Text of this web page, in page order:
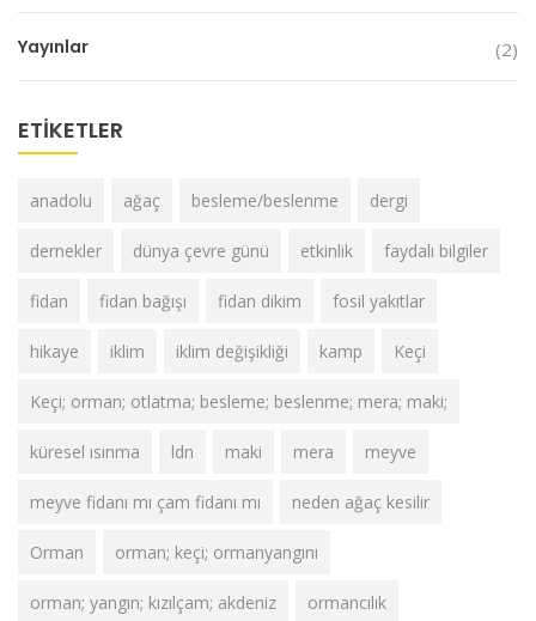
Yayınlar (2)
ETIKETLER
anadolu ağaç besleme/beslenme dergi
dernekler dünya çevre günü etkinlik faydalı bilgiler
fidan fidan bağışı fidan dikim fosil yakıtlar
hikaye iklim iklim değişikliği kamp Keçi
Keçi; orman; otlatma; besleme; beslenme; mera; maki;
küresel ısınma ldn maki mera meyve
meyve fidanı mı çam fidanı mı neden ağaç kesilir
Orman orman; keçi; ormanyangını
orman; yangın; kızılçam; akdeniz ormancılık